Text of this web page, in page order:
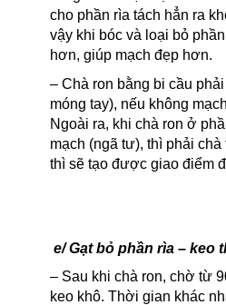
cho phần rìa tách hẳn ra
vậy khi bóc và loại bỏ
hơn, giúp mạch đẹp hơn.
– Chà ron bằng bi cầu
móng tay), nếu không
Ngoài ra, khi chà ron ở
mạch (ngã tư), thì phải
thì sẽ tạo được giao điểm
e/ Gạt bỏ phần rìa – keo
– Sau khi chà ron, chờ từ
keo khô. Thời gian khác